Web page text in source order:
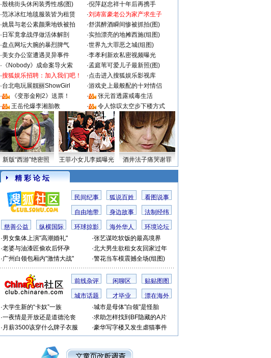
·殷桃街头休闲装秀性感(图) ·倪萍赵忠祥十年后再携手
·范冰冰红地毯服装皆为租赁 ·刘涛富豪老公为家产求生子
·姚晨与老公素颜乘地铁被拍 ·舒淇醉酒瞬间惨被抓拍(图)
· 日军竟拿战俘做活体解剖 ·实拍漂亮的地摊西施(组图)
·盘点网坛大腕的暴烈脾气 ·世界九大罪恶之城(组图)
·美女办公室遭遇灵异事件 ·李孝利新欢私密视频曝光
· 《Nobody》成命案导火索 ·孟庭苇可爱儿子最新照(图)
·搜狐娱乐招聘：加入我们吧！ ·点击进入搜狐娱乐影视库
·台北电玩展靓丽ShowGirl ·游戏史上最般配的十对情侣
·
《变形金刚2》送票！ ·
张元首透露戒毒生活
·
王岳伦爆李湘胎教 · 令人惊叹太空步下楼方式
新版“西游”绝密照 王菲小女儿李嫣曝光 酒井法子痛哭谢罪
精 彩 论 坛
民间纪事 狐说百姓 看图说事
自由地带 身边故事 法制经纬
慈善公益 纵横国际 环球掠影 海外华人
环境论坛
·男女集体上演"高潮婚礼" ·张艺谋吃软饭的最高境界
·老婆与油漆匠偷欢后怀孕 ·北大男生欲租女友回家过年
·广州白领包厢内"激情大战" ·警花当车模震撼全场(组图)
前线杂评 闲聊区 贴贴图图
城市话题 才毕业
漂在海外
·大学生新的“卡奴”一族 ·城市是母体"白领"是怪胎
·一夜情是开放还是道德沦丧 ·求助怎样找到BF隐藏的A片
· 月薪3500该穿什么牌子衣服 ·豪华写字楼又发生虐猫事件